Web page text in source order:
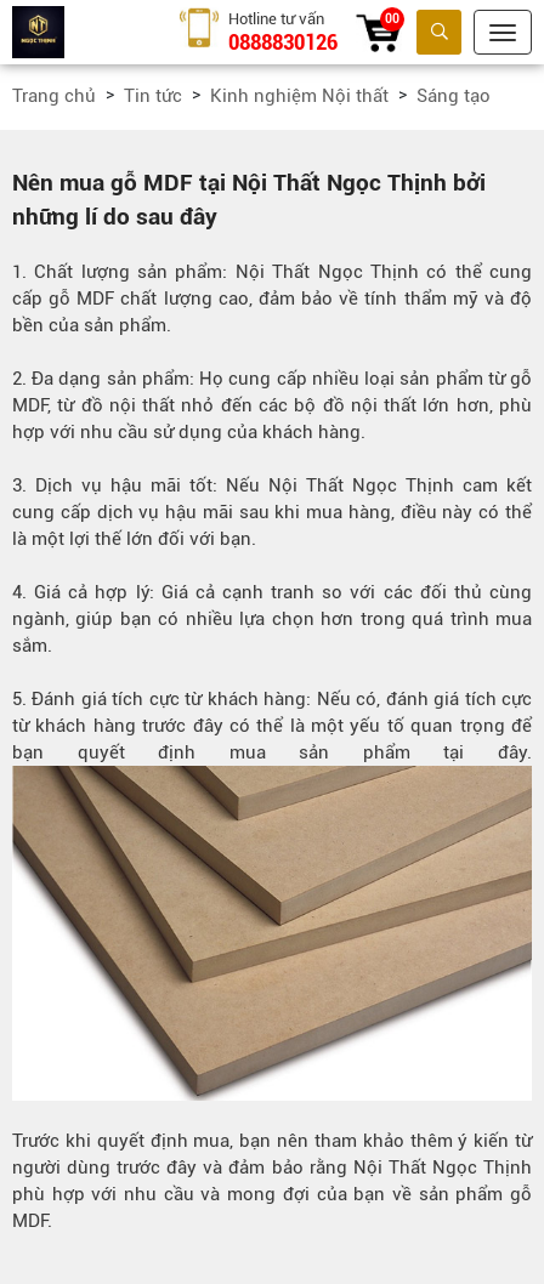
Tìm kiếm
Hotline tư vấn
0888830126
00
Trang chủ Tin tức Kinh nghiệm Nội thất Sáng tạo
Nên mua gỗ MDF tại Nội Thất Ngọc Thịnh bởi
những lí do sau đây
1. Chất lượng sản phẩm: Nội Thất Ngọc Thịnh có thể cung
cấp gỗ MDF chất lượng cao, đảm bảo về tính thẩm mỹ và độ
bền của sản phẩm.
2. Đa dạng sản phẩm: Họ cung cấp nhiều loại sản phẩm từ gỗ
MDF, từ đồ nội thất nhỏ đến các bộ đồ nội thất lớn hơn, phù
hợp với nhu cầu sử dụng của khách hàng.
3. Dịch vụ hậu mãi tốt: Nếu Nội Thất Ngọc Thịnh cam kết
cung cấp dịch vụ hậu mãi sau khi mua hàng, điều này có thể
là một lợi thế lớn đối với bạn.
4. Giá cả hợp lý: Giá cả cạnh tranh so với các đối thủ cùng
ngành, giúp bạn có nhiều lựa chọn hơn trong quá trình mua
sắm.
5. Đánh giá tích cực từ khách hàng: Nếu có, đánh giá tích cực
từ khách hàng trước đây có thể là một yếu tố quan trọng để
bạn quyết định mua sản phẩm tại đây.
Trước khi quyết định mua, bạn nên tham khảo thêm ý kiến từ
người dùng trước đây và đảm bảo rằng Nội Thất Ngọc Thịnh
phù hợp với nhu cầu và mong đợi của bạn về sản phẩm gỗ
MDF.